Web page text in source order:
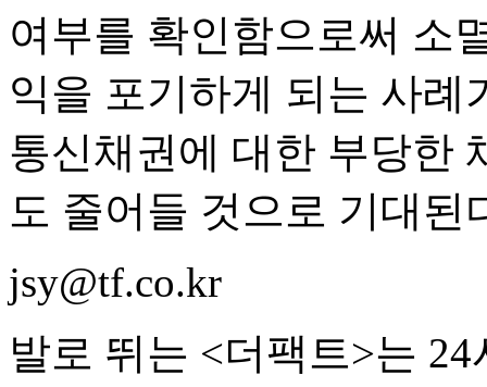
여부를 확인함으로써 소
익을 포기하게 되는 사
통신채권에 대한 부당한
도 줄어들 것으로 기대된
jsy@tf.co.kr
발로 뛰는 <더팩트>는